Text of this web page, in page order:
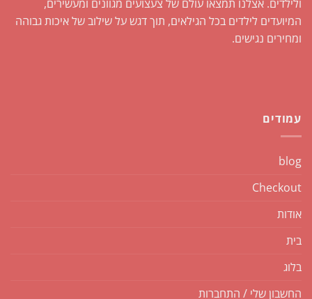
ולילדים. אצלנו תמצאו עולם של צעצועים מגוונים ומעשירים,
המיועדים לילדים בכל הגילאים, תוך דגש על שילוב של איכות גבוהה
ומחירים נגישים.
עמודים
blog
Checkout
אודות
בית
בלוג
החשבון שלי / התחברות